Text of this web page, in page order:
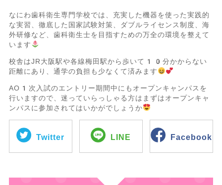
なにわ歯科衛生専門学校では、充実した機器を使った実践的
な実習、徹底した国家試験対策、ダブルライセンス制度、海
外研修など、歯科衛生士を目指すための万全の環境を整えて
います
校舎はJR大阪駅や各線梅田駅から歩いて10分かからない
距離にあり、通学の負担も少なくて済みます
AO1次入試のエントリー期間中にもオープンキャンパスを
行いますので、迷っていらっしゃる方はまずはオープンキャ
ンパスに参加されてはいかがでしょうか
Twitter LINE Facebook